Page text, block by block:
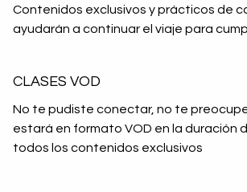
Contenidos exclusivos y prácticos de
ayudarán a continuar el viaje para
CLASES VOD
No te pudiste conectar, no te
estará en formato VOD en la duración
todos los contenidos exclusivos